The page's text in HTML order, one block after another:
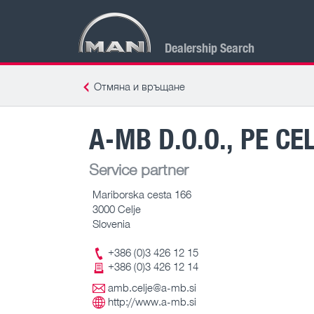
Dealership Search
Отмяна и връщане
A-MB D.O.O., PE
Service partner
Mariborska cesta 166
3000 Celje
Slovenia
+386 (0)3 426 12 15
+386 (0)3 426 12 14
amb.celje@a-mb.si
http://www.a-mb.si